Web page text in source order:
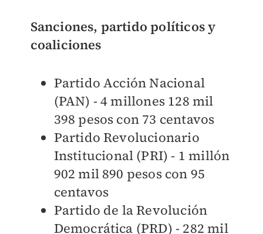
Sanciones, partido políticos y
coaliciones
Partido Acción Nacional
(PAN) - 4 millones 128 mil
398 pesos con 73 centavos
Partido Revolucionario
Institucional (PRI) - 1 millón
902 mil 890 pesos con 95
centavos
Partido de la Revolución
Democrática (PRD) - 282 mil